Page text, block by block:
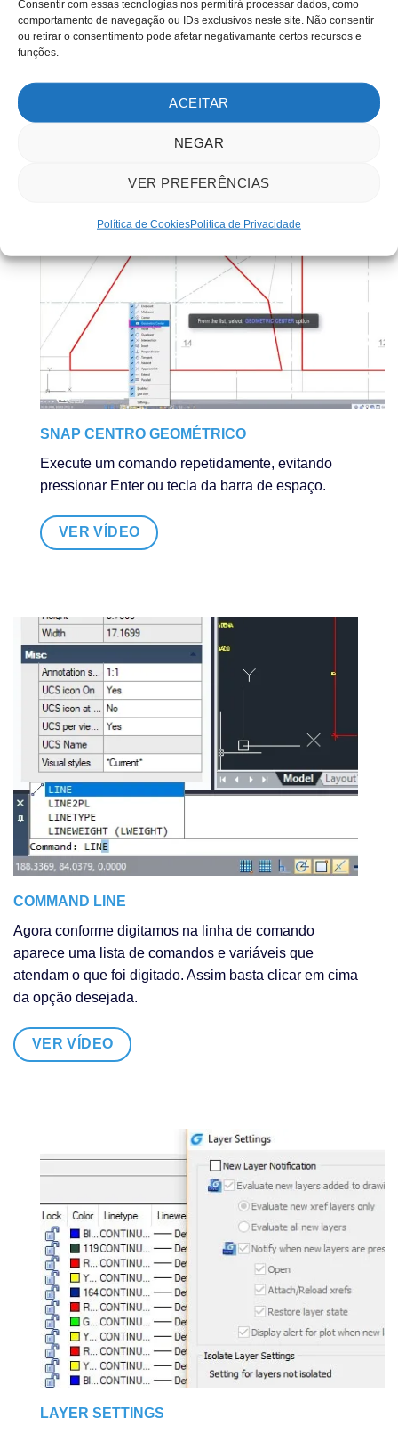
Consentir com essas tecnologias nos permitirá processar dados, como
comportamento de navegação ou IDs exclusivos neste site. Não consentir
ou retirar o consentimento pode afetar negativamante certos recursos e
funções.
ACEITAR
NEGAR
VER PREFERÊNCIAS
Política de CookiesPolitica de Privacidade
comando ativo. Isso mostra exatamente como os
objetos serão vistos quando o comando for executado.
À medida que você faz alterações no comando, você
VER VÍDEO
SNAP CENTRO GEOMÉTRICO
Execute um comando repetidamente, evitando
pressionar Enter ou tecla da barra de espaço.
VER VÍDEO
COMMAND LINE
Agora conforme digitamos na linha de comando
aparece uma lista de comandos e variáveis que
atendam o que foi digitado. Assim basta clicar em cima
da opção desejada.
VER VÍDEO
LAYER SETTINGS